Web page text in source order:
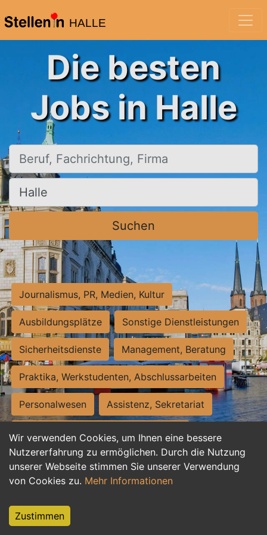
HALLE
Wir verwenden Cookies, um Ihnen eine bessere
Nutzererfahrung zu ermöglichen. Durch die Nutzung
unserer Webseite stimmen Sie unserer Verwendung
von Cookies zu. Mehr Informationen
Zustimmen
Die besten
Jobs in Halle
Beruf, Fachrichtung, Firma
Ort, Stadt
Suchen
Journalismus, PR, Medien, Kultur
Ausbildungsplätze Sonstige Dienstleistungen
Sicherheitsdienste Management, Beratung
Praktika, Werkstudenten, Abschlussarbeiten
Personalwesen Assistenz, Sekretariat
Hilfskräfte, Aushilfs- und Nebenjobs
Einkauf, Logistik, Materialwirtschaft
Weiterbildung, Studium, duale Ausbildung
Tourismus